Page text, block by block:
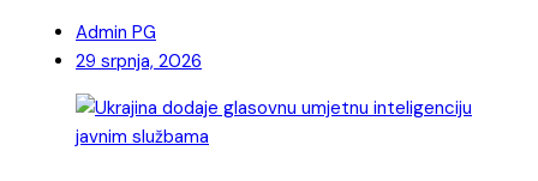
Admin PG
29 srpnja, 2026